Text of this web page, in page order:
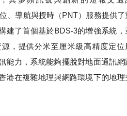
、導航與授時（PNT）服務提供了
建了首個基於BDS-3的增強系統，
，提供分米至厘米級高精度定位
能力，系統能夠擺脫對地面通訊網
港在複雜地理與網路環境下的地理